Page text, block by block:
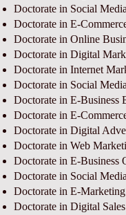
Doctorate in Social
Doctorate in E-
Doctorate in Online
Doctorate in Digital
Doctorate in Internet
Doctorate in Social
Doctorate in E-Business
Doctorate in E-
Doctorate in Digital
Doctorate in Web
Doctorate in E-Business
Doctorate in Social
Doctorate in E-
Doctorate in Digital